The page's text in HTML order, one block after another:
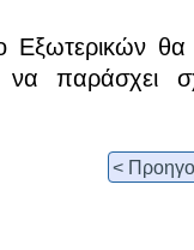
Εξωτερικών θα
να παράσχει
<